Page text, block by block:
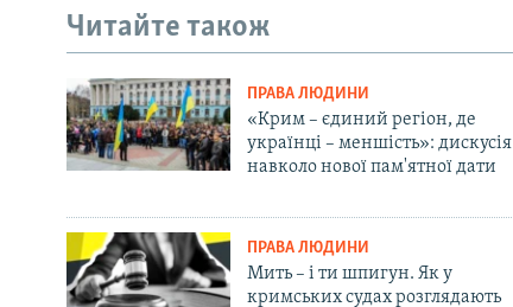
Читайте також
ПРАВА ЛЮДИНИ
«Крим – єдиний регіон, де
українці – меншість»: дискусія
навколо нової пам'ятної дати
ПРАВА ЛЮДИНИ
Мить – і ти шпигун. Як у
кримських судах розглядають